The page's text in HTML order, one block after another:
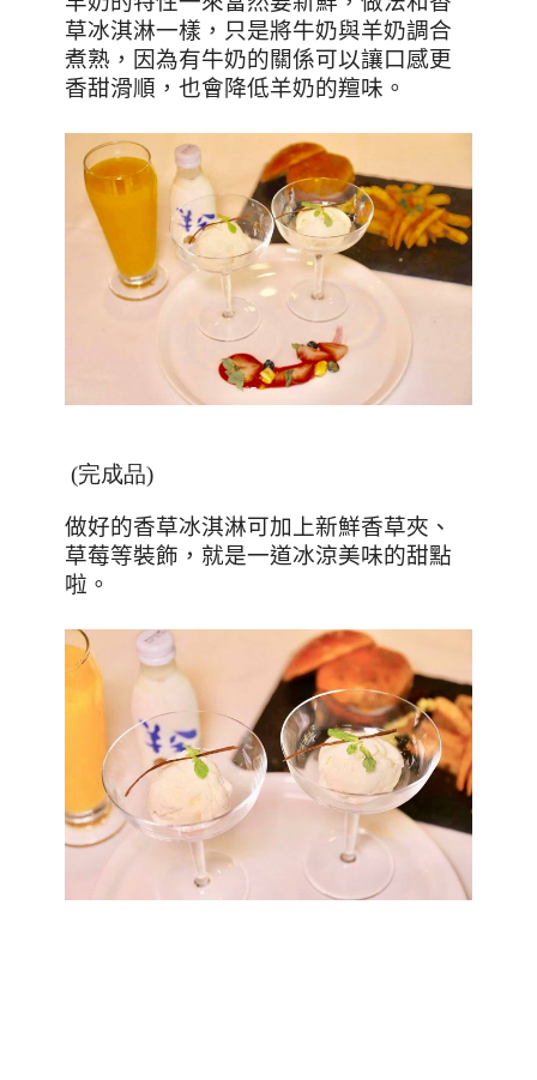
草冰淇淋一樣，只是將牛奶與羊奶調合
煮熟，因為有牛奶的關係可以讓口感更
香甜滑順，也會降低羊奶的羶味。
(完成品)
做好的香草冰淇淋可加上新鮮香草夾、
草莓等裝飾，就是一道冰涼美味的甜點
啦。